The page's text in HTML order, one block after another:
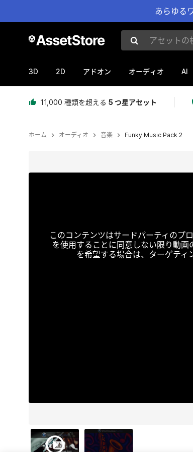
あらゆる
アセットの検索
3D 2D アドオン オーディオ AI
11,000 種類を超える 5 つ星アセット
ホーム オーディオ 音楽 Funky Music Pack 2
このコンテンツはサードパーティのプ
を使用することに同意しない限り動
を希望する場合は、ターゲティ